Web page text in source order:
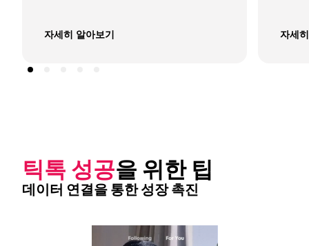
자세히 알아보기 자세
틱톡 성공을 위한 팁
데이터 연결을 통한 성장 촉진